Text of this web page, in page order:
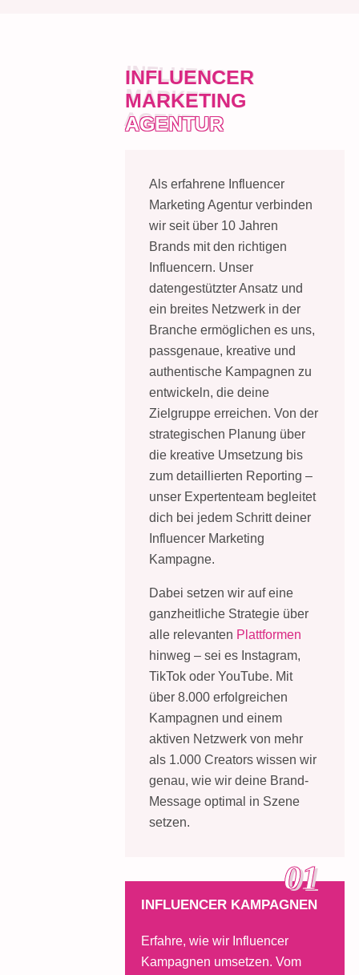
INFLUENCER
MARKETING
AGENTUR
Als erfahrene Influencer
Marketing Agentur verbinden
wir seit über 10 Jahren
Brands mit den richtigen
Influencern. Unser
datengestützter Ansatz und
ein breites Netzwerk in der
Branche ermöglichen es uns,
passgenaue, kreative und
authentische Kampagnen zu
entwickeln, die deine
Zielgruppe erreichen. Von der
strategischen Planung über
die kreative Umsetzung bis
zum detaillierten Reporting –
unser Expertenteam begleitet
dich bei jedem Schritt deiner
Influencer Marketing
Kampagne.
Dabei setzen wir auf eine
ganzheitliche Strategie über
alle relevanten Plattformen
hinweg – sei es Instagram,
TikTok oder YouTube. Mit
über 8.000 erfolgreichen
Kampagnen und einem
aktiven Netzwerk von mehr
als 1.000 Creators wissen wir
genau, wie wir deine Brand-
Message optimal in Szene
setzen.
01
INFLUENCER KAMPAGNEN
Erfahre, wie wir Influencer
Kampagnen umsetzen. Vom